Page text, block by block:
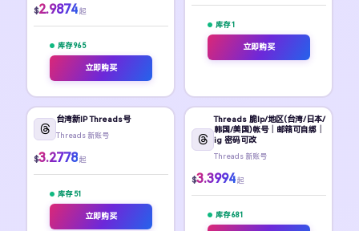
$2.9874 起
库存 965
立即购买
库存 1
立即购买
台湾新IP Threads号
Threads 新账号
$3.2778 起
库存 51
立即购买
Threads 脆Ip/地区(台湾/日本/
韩国/美国)帐号｜邮箱可自绑｜
ig 密码可改
Threads 新账号
$3.3994 起
库存 681